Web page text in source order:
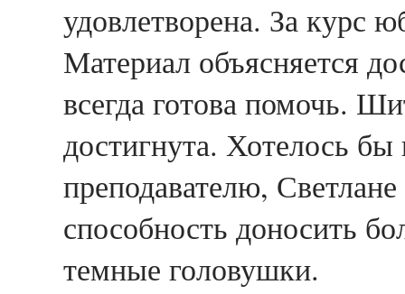
удовлетворена. За курс
Материал объясняется
всегда готова помочь.
достигнута. Хотелось бы
преподавателю,
способность доносить
темные головушки.